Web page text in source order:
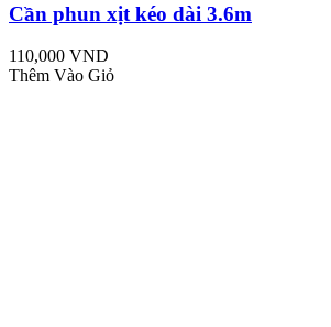
Cần phun xịt kéo dài 3.6m
110,000 VND
Thêm Vào Giỏ